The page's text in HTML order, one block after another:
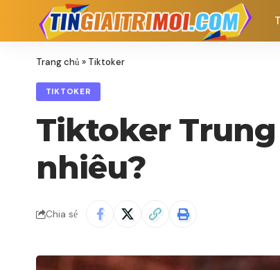
Trang chủ » Tiktoker
TIKTOKER
Tiktoker Trung
nhiêu?
Chia sẻ